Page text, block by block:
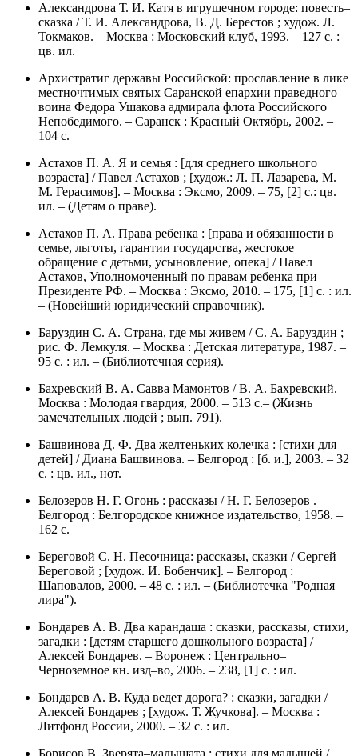
Александрова Т. И. Катя в игрушечном городе: повесть–
сказка / Т. И. Александрова, В. Д. Берестов ; худож. Л.
Токмаков. – Москва : Московский клуб, 1993. – 127 с. :
цв. ил.
Архистратиг державы Российской: прославление в лике
местночтимых святых Саранской епархии праведного
воина Федора Ушакова адмирала флота Российского
Непобедимого. – Саранск : Красный Октябрь, 2002. –
104 с.
Астахов П. А. Я и семья : [для среднего школьного
возраста] / Павел Астахов ; [худож.: Л. П. Лазарева, М.
М. Герасимов]. – Москва : Эксмо, 2009. – 75, [2] с.: цв.
ил. – (Детям о праве).
Астахов П. А. Права ребенка : [права и обязанности в
семье, льготы, гарантии государства, жестокое
обращение с детьми, усыновление, опека] / Павел
Астахов, Уполномоченный по правам ребенка при
Президенте РФ. – Москва : Эксмо, 2010. – 175, [1] с. : ил.
– (Новейший юридический справочник).
Баруздин С. А. Страна, где мы живем / С. А. Баруздин ;
рис. Ф. Лемкуля. – Москва : Детская литература, 1987. –
95 с. : ил. – (Библиотечная серия).
Бахревский В. А. Савва Мамонтов / В. А. Бахревский. –
Москва : Молодая гвардия, 2000. – 513 с.– (Жизнь
замечательных людей ; вып. 791).
Башвинова Д. Ф. Два желтеньких колечка : [стихи для
детей] / Диана Башвинова. – Белгород : [б. и.], 2003. – 32
с. : цв. ил., нот.
Белозеров Н. Г. Огонь : рассказы / Н. Г. Белозеров . –
Белгород : Белгородское книжное издательство, 1958. –
162 с.
Береговой С. Н. Песочница: рассказы, сказки / Сергей
Береговой ; [худож. И. Бобенчик]. – Белгород :
Шаповалов, 2000. – 48 с. : ил. – (Библиотечка "Родная
лира").
Бондарев А. В. Два карандаша : сказки, рассказы, стихи,
загадки : [детям старшего дошкольного возраста] /
Алексей Бондарев. – Воронеж : Центрально–
Черноземное кн. изд–во, 2006. – 238, [1] с. : ил.
Бондарев А. В. Куда ведет дорога? : сказки, загадки /
Алексей Бондарев ; [худож. Т. Жучкова]. – Москва :
Литфонд России, 2000. – 32 с. : ил.